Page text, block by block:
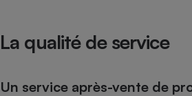
La qualité de service
Un service après-vente de